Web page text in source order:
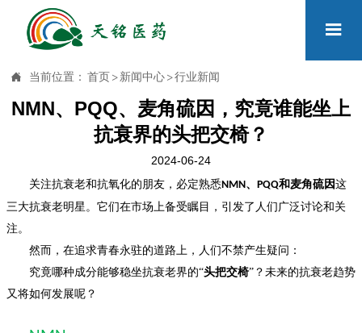

 当前位置： 首页 > 新闻中心 >行业新闻
NMN、PQQ、麦角硫因，究竟谁能坐上
抗衰界的头把交椅？
2024-06-24
关注抗衰老和抗氧化的朋友，必定熟悉NMN、 PQQ和麦角硫因这
三大抗衰老明星。它们在市场上备受瞩目，引发了人们广泛讨论和关
注。
然而，在追求青春永驻的道路上，人们不禁产生疑问：
究竟哪种成分能够稳坐抗衰老界的“头把交椅”？未来的抗衰老趋势
又将如何发展呢？